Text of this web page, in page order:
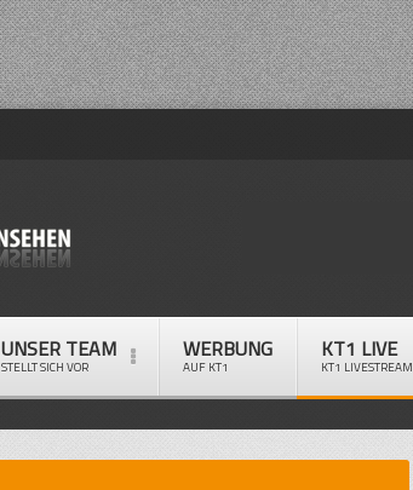
UNSER TEAM
STELLT SICH VOR
WERBUNG
AUF KT1
KT1 LIVE
KT1 LIVESTREAM